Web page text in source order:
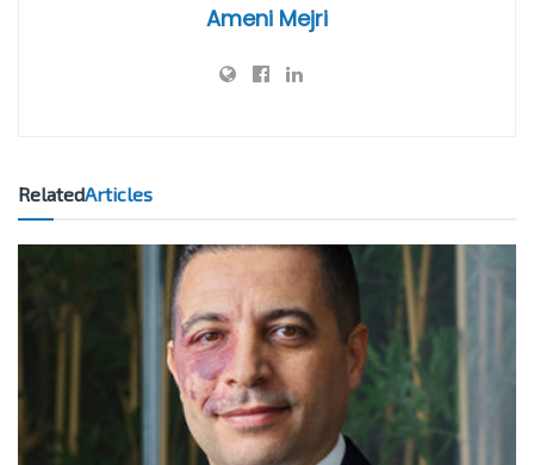
Ameni Mejri
RelatedArticles